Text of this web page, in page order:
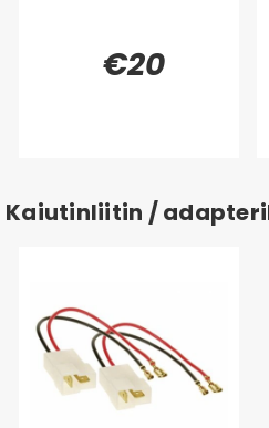
€20
Kaiutinliitin /